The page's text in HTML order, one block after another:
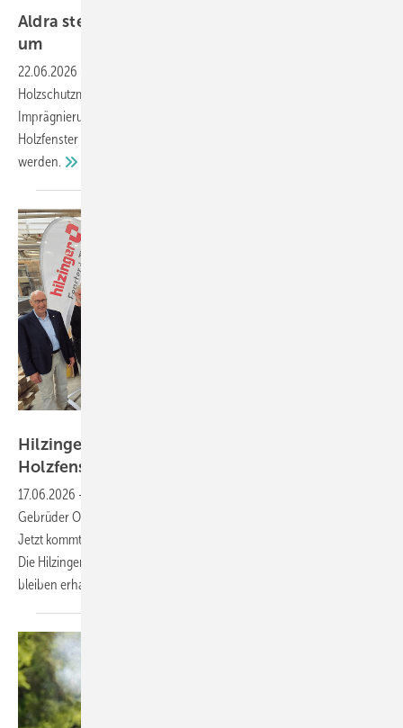
Aldra stellt auf biozidfreie Holzimprägnierung
um
22.06.2026
Holzschutzmittel und setzt stattdessen auf die wasserbasierte
Imprägnierung I-130 eco von Remmers. Der Vorteil: Die behandelten
Holzfenster können am Ende ihrer Lebensdauer stofflich verwertet
werden.
Hilzinger-Gruppe übernimmt Müller
Holzfensterbau
17.06.2026 -
Gebrüder Otto und Heinrich Müller Holzbearbeitung GmbH eröffnet.
Jetzt kommt die Rettungsmeldung für den Essener Traditionsbetrieb:
Die Hilzinger Unternehmensgruppe übernimmt, alle Arbeitsplätze
bleiben erhalten.